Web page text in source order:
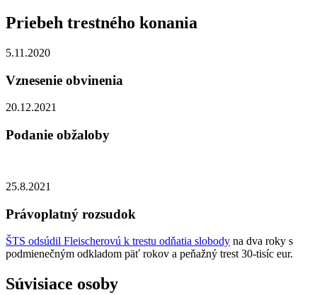
Priebeh trestného konania
5.11.2020
Vznesenie obvinenia
20.12.2021
Podanie obžaloby
25.8.2021
Právoplatný rozsudok
ŠTS odsúdil Fleischerovú k trestu odňatia slobody na dva roky s
podmienečným odkladom päť rokov a peňažný trest 30-tisíc eur.
Súvisiace osoby